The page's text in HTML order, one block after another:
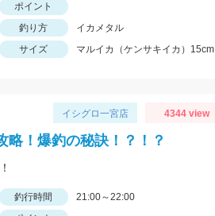
ポイント
釣り方
イカメタル
サイズ マルイカ（ケンサキイカ）15cm
イシグロ一宮店 4344 view
略！爆釣の秘訣！？！？
釣行時間
21:00～22:00